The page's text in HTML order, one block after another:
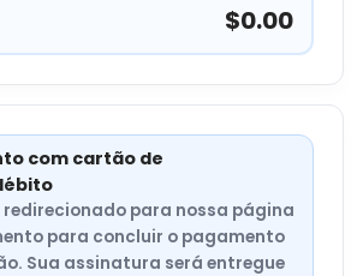
$0.00
com cartão de
redirecionado para nossa página
para concluir o pagamento
Sua assinatura será entregue